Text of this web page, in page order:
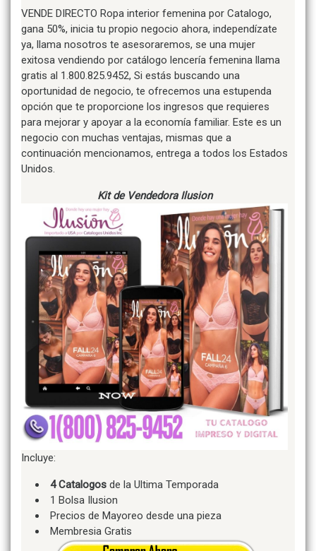
VENDE DIRECTO Ropa interior femenina por Catalogo,
gana 50%, inicia tu propio negocio ahora, independízate
ya, llama nosotros te asesoraremos, se una mujer
exitosa vendiendo por catálogo lencería femenina llama
gratis al 1.800.825.9452, Si estás buscando una
oportunidad de negocio, te ofrecemos una estupenda
opción que te proporcione los ingresos que requieres
para mejorar y apoyar a la economía familiar. Este es un
negocio con muchas ventajas, mismas que a
continuación mencionamos, entrega a todos los Estados
Unidos.
Kit de Vendedora Ilusion
Incluye:
4 Catalogos de la Ultima Temporada
1 Bolsa Ilusion
Precios de Mayoreo desde una pieza
Membresia Gratis